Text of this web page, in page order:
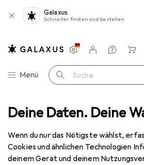
Deine Daten. Deine
Wenn du nur das Nötigste wählst,
Cookies und ähnlichen Technologien
deinem Gerät und deinem
Galaxus
Schneller finden und bestellen
Navigation nach Kategorien
Menü Suche
Einstellungen
Kundenkonto
Vergleichslisten
Merklisten
Warenkorb
Smartphone Schutzfolie Dipos
5 Bilder